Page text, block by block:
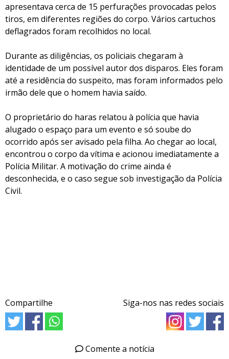
apresentava cerca de 15 perfurações provocadas pelos
tiros, em diferentes regiões do corpo. Vários cartuchos
deflagrados foram recolhidos no local.
Durante as diligências, os policiais chegaram à
identidade de um possível autor dos disparos. Eles foram
até a residência do suspeito, mas foram informados pelo
irmão dele que o homem havia saído.
O proprietário do haras relatou à polícia que havia
alugado o espaço para um evento e só soube do
ocorrido após ser avisado pela filha. Ao chegar ao local,
encontrou o corpo da vítima e acionou imediatamente a
Polícia Militar. A motivação do crime ainda é
desconhecida, e o caso segue sob investigação da Polícia
Civil.
Compartilhe Siga-nos nas redes sociais
Comente a notícia